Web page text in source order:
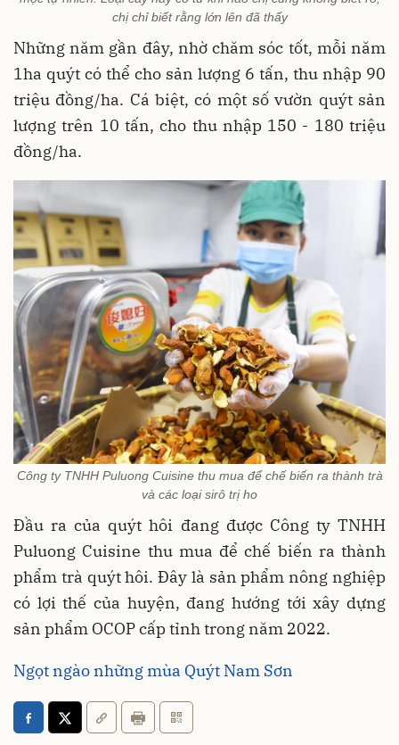
chị chỉ biết rằng lớn lên đã thấy
Những năm gần đây, nhờ chăm sóc tốt, mỗi năm
1ha quýt có thể cho sản lượng 6 tấn, thu nhập 90
triệu đồng/ha. Cá biệt, có một số vườn quýt sản
lượng trên 10 tấn, cho thu nhập 150 - 180 triệu
đồng/ha.
Công ty TNHH Puluong Cuisine thu mua để chế biến ra thành trà
và các loại sirô trị ho
Đầu ra của quýt hôi đang được Công ty TNHH
Puluong Cuisine thu mua để chế biến ra thành
phẩm trà quýt hôi. Đây là sản phẩm nông nghiệp
có lợi thế của huyện, đang hướng tới xây dựng
sản phẩm OCOP cấp tỉnh trong năm 2022.
Ngọt ngào những mùa Quýt Nam Sơn